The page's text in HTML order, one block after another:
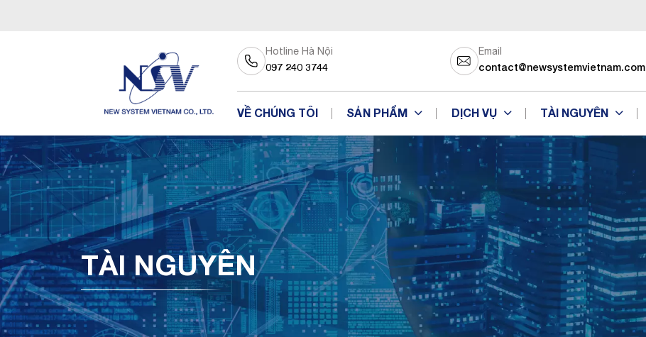
Hotline Hà Nội
097 240 3744
Email
contact@newsystemvietnam.com
VỀ CHÚNG TÔI SẢN PHẨM DỊCH VỤ TÀI NGUYÊN
TÀI NGUYÊN